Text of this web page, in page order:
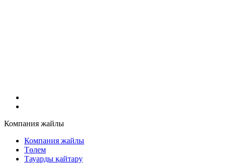
Компания жайлы
Компания жайлы
Төлем
Тауарды қайтару